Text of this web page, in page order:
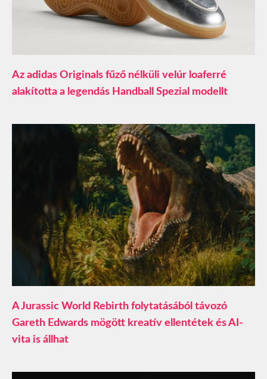
Az adidas Originals fűző nélküli velúr loaferré
alakította a legendás Handball Spezial modellt
A Jurassic World Rebirth folytatásából távozó
Gareth Edwards mögött kreatív ellentétek és AI-
vita is állhat